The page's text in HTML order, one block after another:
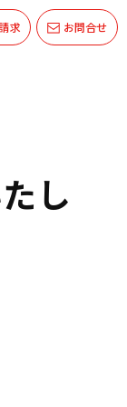
求 お問合せ
し